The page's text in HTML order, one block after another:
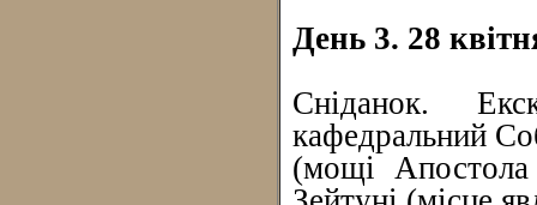
День 3. 28
Сніданок.
кафедральний
(мощі